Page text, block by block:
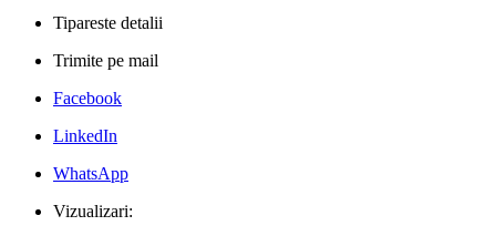
Tipareste detalii
Trimite pe mail
Facebook
LinkedIn
WhatsApp
Vizualizari: